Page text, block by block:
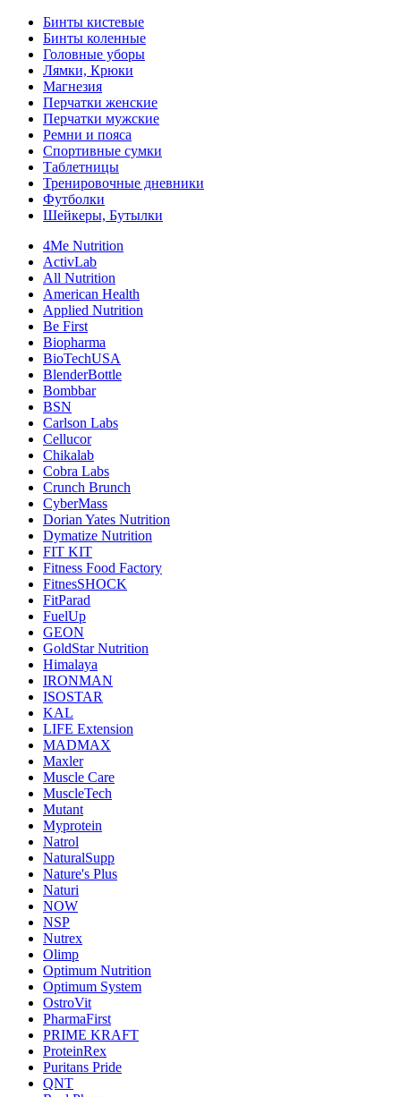
Бинты кистевые
Бинты коленные
Головные уборы
Лямки, Крюки
Магнезия
Перчатки женские
Перчатки мужские
Ремни и пояса
Спортивные сумки
Таблетницы
Тренировочные дневники
Футболки
Шейкеры, Бутылки
4Me Nutrition
ActivLab
All Nutrition
American Health
Applied Nutrition
Be First
Biopharma
BioTechUSA
BlenderBottle
Bombbar
BSN
Carlson Labs
Cellucor
Chikalab
Cobra Labs
Crunch Brunch
CyberMass
Dorian Yates Nutrition
Dymatize Nutrition
FIT KIT
Fitness Food Factory
FitnesSHOCK
FitParad
FuelUp
GEON
GoldStar Nutrition
Himalaya
IRONMAN
ISOSTAR
KAL
LIFE Extension
MADMAX
Maxler
Muscle Care
MuscleTech
Mutant
Myprotein
Natrol
NaturalSupp
Nature's Plus
Naturi
NOW
NSP
Nutrex
Olimp
Optimum Nutrition
Optimum System
OstroVit
PharmaFirst
PRIME KRAFT
ProteinRex
Puritans Pride
QNT